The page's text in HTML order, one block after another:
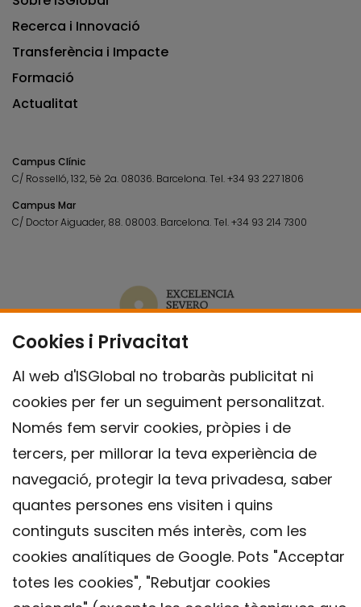
Cookies i Privacitat
Al web d'ISGlobal no trobaràs publicitat ni
cookies per fer un seguiment personalitzat.
Només fem servir cookies, pròpies i de
tercers, per millorar la teva experiència de
navegació, protegir la teva privadesa, saber
quantes persones ens visiten i quins
continguts susciten més interès, com les
cookies analítiques de Google. Pots "Acceptar
totes les cookies", "Rebutjar cookies
Recerca i Innovació
Transferència i Impacte
Formació
Actualitat
Campus Clínic
C/ Rosselló, 132, 5è 2a. 08036. Barcelona.Tel.+34 93 227 1806
Campus Mar
C/ Doctor Aiguader, 88. 08003. Barcelona.Tel.+34 93 214 7300